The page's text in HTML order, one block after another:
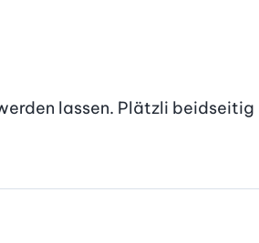
lassen. Plätzli beidseitig